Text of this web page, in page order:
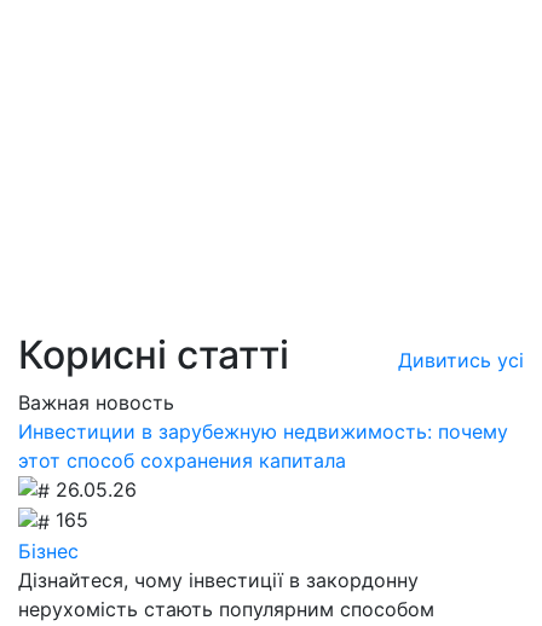
Корисні статті
Дивитись усі
Важная новость
Инвестиции в зарубежную недвижимость: почему
этот способ сохранения капитала
26.05.26
165
Бізнес
Дізнайтеся, чому інвестиції в закордонну
нерухомість стають популярним способом